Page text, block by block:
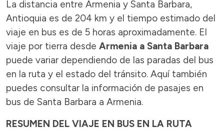
La distancia entre Armenia y Santa Barbara,
Antioquia es de 204 km y el tiempo estimado del
viaje en bus es de 5 horas aproximadamente. El
viaje por tierra desde Armenia a Santa Barbara
puede variar dependiendo de las paradas del bus
en la ruta y el estado del tránsito. Aquí también
puedes consultar la información de pasajes en
bus de Santa Barbara a Armenia.
RESUMEN DEL VIAJE EN BUS EN LA RUTA